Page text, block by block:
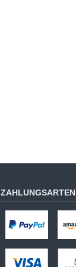
ZAHLUNGSARTEN